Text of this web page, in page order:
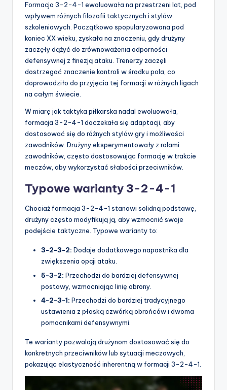
Formacja 3-2-4-1 ewoluowała na przestrzeni lat, pod
wpływem różnych filozofii taktycznych i stylów
szkoleniowych. Początkowo spopularyzowana pod
koniec XX wieku, zyskała na znaczeniu, gdy drużyny
zaczęły dążyć do zrównoważenia odporności
defensywnej z finezją ataku. Trenerzy zaczęli
dostrzegać znaczenie kontroli w środku pola, co
doprowadziło do przyjęcia tej formacji w różnych ligach
na całym świecie.
W miarę jak taktyka piłkarska nadal ewoluowała,
formacja 3-2-4-1 doczekała się adaptacji, aby
dostosować się do różnych stylów gry i możliwości
zawodników. Drużyny eksperymentowały z rolami
zawodników, często dostosowując formację w trakcie
meczów, aby wykorzystać słabości przeciwników.
Typowe warianty 3-2-4-1
Chociaż formacja 3-2-4-1 stanowi solidną podstawę,
drużyny często modyfikują ją, aby wzmocnić swoje
podejście taktyczne. Typowe warianty to:
3-2-3-2: Dodaje dodatkowego napastnika dla
zwiększenia opcji ataku.
5-3-2: Przechodzi do bardziej defensywnej
postawy, wzmacniając linię obrony.
4-2-3-1: Przechodzi do bardziej tradycyjnego
ustawienia z płaską czwórką obrońców i dwoma
pomocnikami defensywnymi.
Te warianty pozwalają drużynom dostosować się do
konkretnych przeciwników lub sytuacji meczowych,
pokazując elastyczność inherentną w formacji 3-2-4-1.